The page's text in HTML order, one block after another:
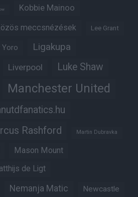
Kobbie Mainoo
meccsnézések Lee Grant
Yoro Ligakupa
Liverpool Luke Shaw
Manchester United
Rashford Martin Dubravka
Mason Mount
de Ligt
Nemanja Matic Newcastle